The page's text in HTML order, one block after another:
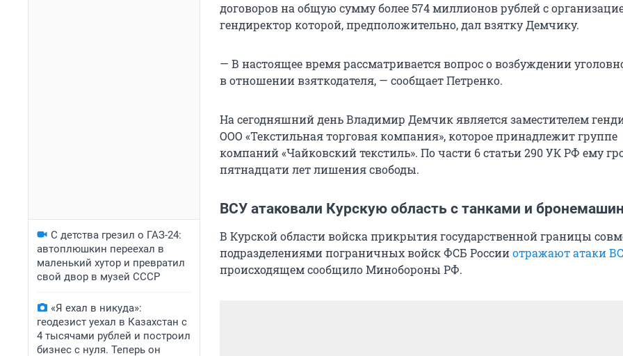
С детства грезил о ГАЗ-24:
автоплюшкин переехал в
маленький хутор и превратил
свой двор в музей СССР
«Я ехал в никуда»:
геодезист уехал в Казахстан с
4 тысячами рублей и построил
бизнес с нуля. Теперь он
договоров на общую сумму более 574 миллионов рублей с
гендиректор которой, предположительно, дал взятку Демчику.
— В настоящее время рассматривается вопрос о возбуждении
в отношении взяткодателя, — сообщает Петренко.
На сегодняшний день Владимир Демчик является заместителем
ООО «Текстильная торговая компания», которое принадлежит группе
компаний «Чайковский текстиль». По части 6 статьи 290 УК РФ ему
пятнадцати лет лишения свободы.
ВСУ атаковали Курскую область с танками и
В Курской области войска прикрытия государственной границы
подразделениями пограничных войск ФСБ Россииотражают атаки
происходящем сообщило Минобороны РФ.